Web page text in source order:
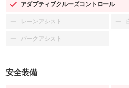
アダプティブクルーズコントロール
：装備あり
レーンアシスト
：装備なし
パークアシスト
：装備なし
安全装備